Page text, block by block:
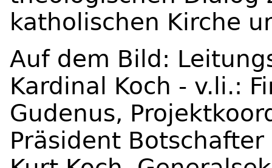
katholischen Kirche
Auf dem Bild:
Kardinal Koch - v.li.:
Gudenus,
Präsident